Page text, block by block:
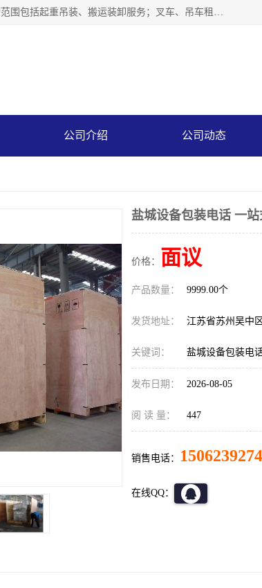
江苏富顺达吊装搬运有限公司成立于2014年，注册地位于苏州工业园区。经营范围包括起重吊装、搬运装卸服务；叉车、吊车租赁；水电安装；机电工程施工及维护；机电设备安装；家政服务、保洁服务。苏州搬运公司，苏州叉车出租，苏州吊车出租，苏州工厂设备搬运，专业设备吊装服务。
公司介绍 公司动态
盐城设备包装电话 一
价格： 面议
产品数量： 9999.00个
发货地址： 江苏省苏州吴中
关键词： 盐城设备包装电
发布日期： 2026-08-05
阅 读 量： 447
销售电话：
在线QQ：